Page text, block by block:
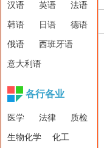
汉语 英语 法语
韩语 日语 德语
俄语 西班牙语
意大利语
各行各业
医学 法律 质检
生物化学 化工